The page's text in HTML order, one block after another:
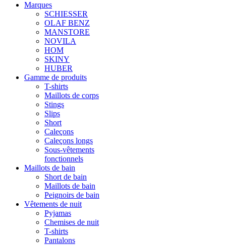
Marques
SCHIESSER
OLAF BENZ
MANSTORE
NOVILA
HOM
SKINY
HUBER
Gamme de produits
T-shirts
Maillots de corps
Stings
Slips
Short
Caleçons
Caleçons longs
Sous-vêtements
fonctionnels
Maillots de bain
Short de bain
Maillots de bain
Peignoirs de bain
Vêtements de nuit
Pyjamas
Chemises de nuit
T-shirts
Pantalons